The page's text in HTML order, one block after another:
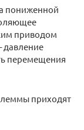
пониженной
приводом
давление
перемещения
приходят